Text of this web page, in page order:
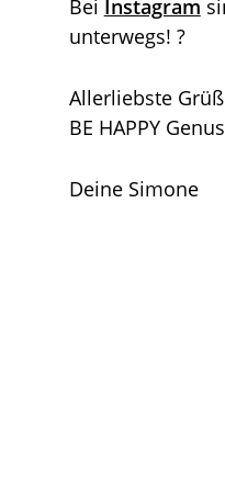
Bei Instagram
unterwegs! ?
Allerliebste
BE HAPPY
Deine Simone